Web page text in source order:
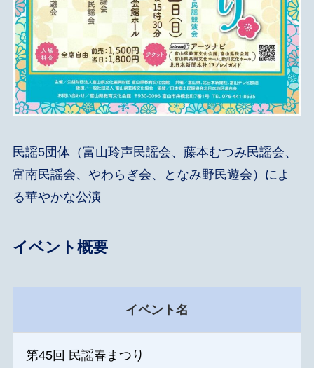
民謡5団体（富山玲声民謡会、藤本むつみ民謡会、
富南民謡会、やわらぎ会、となみ野民遊会）によ
る華やかな公演
イベント概要
イベント名
第45回 民謡春まつり